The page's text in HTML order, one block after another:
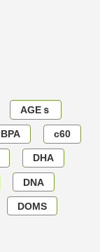
AGEｓ
BPA c60
DHA
DNA
DOMS